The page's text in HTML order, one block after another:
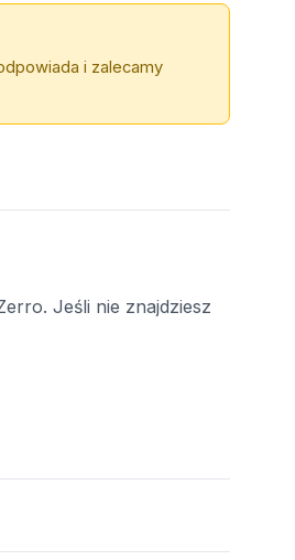
i zalecamy
Jeśli nie znajdziesz